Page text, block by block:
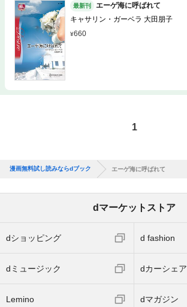
最新刊
エーゲ海に呼ばれて
キャサリン・ガーベラ 大田朋子
660
1
漫画無料試し読みならdブック エーゲ海に呼ばれて
dマーケットストア
dショッピング d fashion
dミュージック dカーシェア
Lemino dマガジン